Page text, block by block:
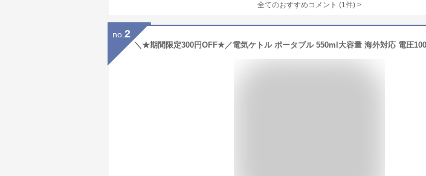
全てのおすすめコメント (1件) >
no. 2